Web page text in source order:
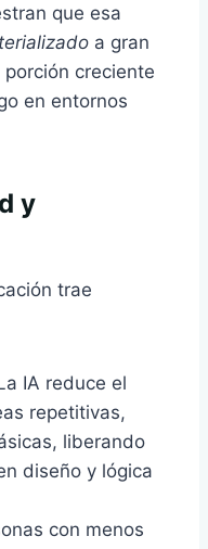
que esa
a gran
creciente
en entornos
y
trae
IA reduce el
repetitivas,
liberando
diseño y lógica
con menos